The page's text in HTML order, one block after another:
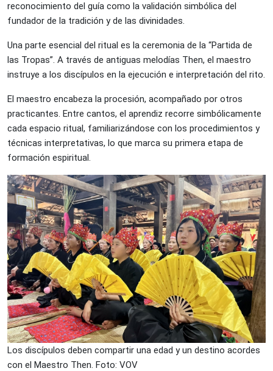
reconocimiento del guía como la validación simbólica del
fundador de la tradición y de las divinidades.
Una parte esencial del ritual es la ceremonia de la “Partida de
las Tropas”. A través de antiguas melodías Then, el maestro
instruye a los discípulos en la ejecución e interpretación del rito.
El maestro encabeza la procesión, acompañado por otros
practicantes. Entre cantos, el aprendiz recorre simbólicamente
cada espacio ritual, familiarizándose con los procedimientos y
técnicas interpretativas, lo que marca su primera etapa de
formación espiritual.
Los discípulos deben compartir una edad y un destino acordes
con el Maestro Then. Foto: VOV